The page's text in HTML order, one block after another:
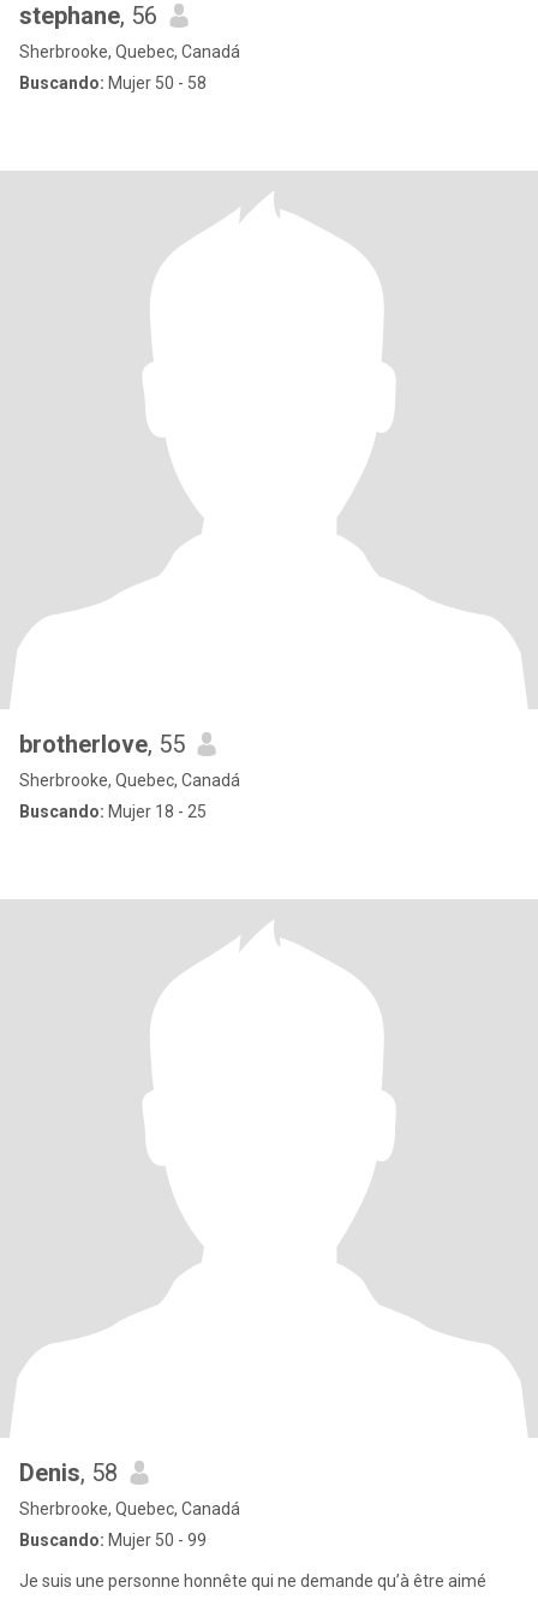
stephane, 56
Sherbrooke, Quebec, Canadá
Buscando: Mujer 50 - 58
brotherlove, 55
Sherbrooke, Quebec, Canadá
Buscando: Mujer 18 - 25
Denis, 58
Sherbrooke, Quebec, Canadá
Buscando: Mujer 50 - 99
Je suis une personne honnête qui ne demande qu’à être aimé